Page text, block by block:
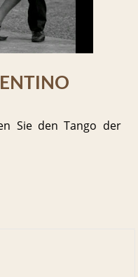
Sie den Tango der